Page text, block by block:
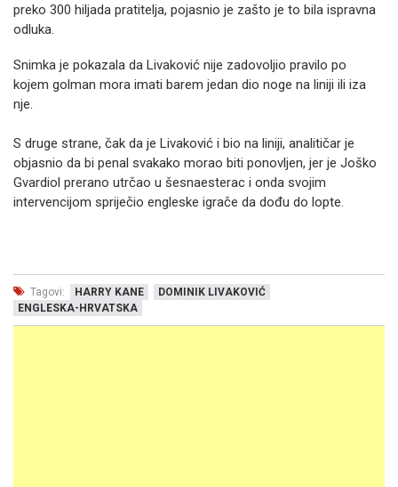
preko 300 hiljada pratitelja, pojasnio je zašto je to bila ispravna
odluka.
Snimka je pokazala da Livaković nije zadovoljio pravilo po
kojem golman mora imati barem jedan dio noge na liniji ili iza
nje.
S druge strane, čak da je Livaković i bio na liniji, analitičar je
objasnio da bi penal svakako morao biti ponovljen, jer je Joško
Gvardiol prerano utrčao u šesnaesterac i onda svojim
intervencijom spriječio engleske igrače da dođu do lopte.
Tagovi: HARRY KANE
DOMINIK LIVAKOVIĆ
ENGLESKA-HRVATSKA